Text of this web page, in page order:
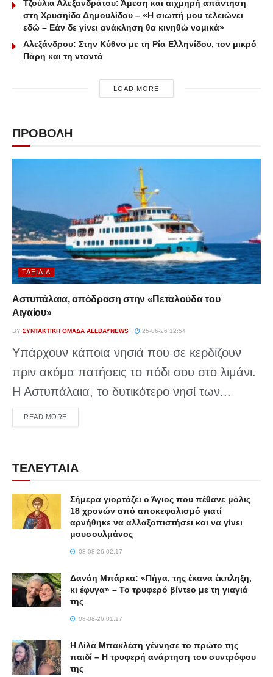
Τζούλια Αλεξανδράτου: Άμεση και αιχμηρή απάντηση
στη Χρυσηίδα Δημουλίδου – «Η σιωπή μου τελειώνει
εδώ – Εάν δε γίνει ανάκληση θα κινηθώ νομικά»
Αλεξάνδρου: Στην Κύθνο με τη Ρία Ελληνίδου, τον μικρό
Πάρη και τη νταντά
LOAD MORE
ΠΡΟΒΟΛΗ
ΤΑΞΊΔΙΑ
Αστυπάλαια, απόδραση στην «Πεταλούδα του
Αιγαίου»
BY ΣΥΝΤΑΚΤΙΚΉ ΟΜΆΔΑ ALLDAYNEWS 25-06-26 12:54
Υπάρχουν κάποια νησιά που σε κερδίζουν
πριν ακόμα πατήσεις το πόδι σου στο λιμάνι.
Η Αστυπάλαια, το δυτικότερο νησί των...
READ MOREDETAILS
ΤΕΛΕΥΤΑΙΑ
Σήμερα γιορτάζει ο Άγιος που πέθανε μόλις
18 χρονών από αποκεφαλισμό γιατί
αρνήθηκε να αλλαξοπιστήσει και να γίνει
μουσουλμάνος
08-08-26 02:17
Δανάη Μπάρκα: «Πήγα, της έκανα έκπληξη,
κι έφυγα» – Το τρυφερό βίντεο με τη γιαγιά
της
08-08-26 01:17
Η Λίλα Μπακλέση γέννησε το πρώτο της
παιδί – Η τρυφερή ανάρτηση του συντρόφου
της